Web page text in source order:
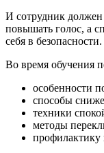
И сотрудник должен
повышать голос, а
себя в безопасности.
Во время обучения
особенности
способы
техники
методы